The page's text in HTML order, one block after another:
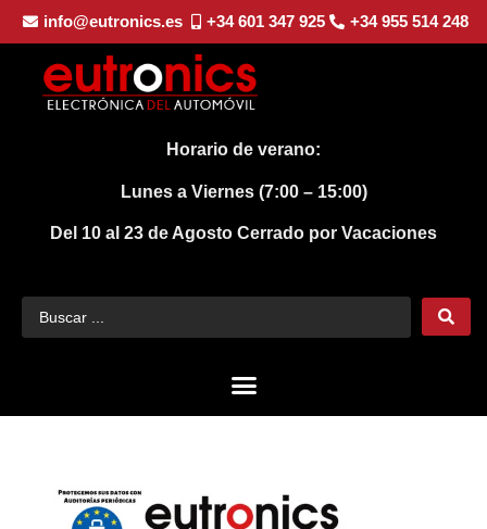
info@eutronics.es +34 601 347 925 +34 955 514 248
Horario de verano:
Lunes a Viernes (7:00 – 15:00)
Del 10 al 23 de Agosto Cerrado por Vacaciones